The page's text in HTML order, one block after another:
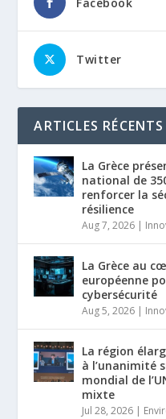
Twitter
ARTICLES RÉCENTS
La Grèce
national de
renforcer la
résilience
Aug 7, 2026 |
La Grèce au
européenne
cybersécurité
Aug 5, 2026 |
La région
à l’unanimité
mondial de
mixte
Jul 28, 2026 |